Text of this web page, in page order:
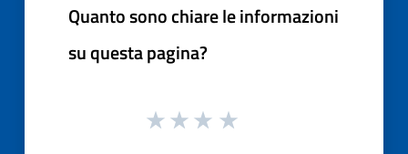
Quanto sono chiare le informazioni
su questa pagina?